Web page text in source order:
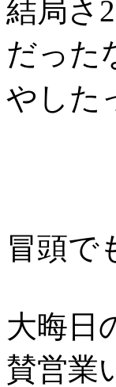
結局さ
だった
やした
冒頭で
大晦日
賛営業